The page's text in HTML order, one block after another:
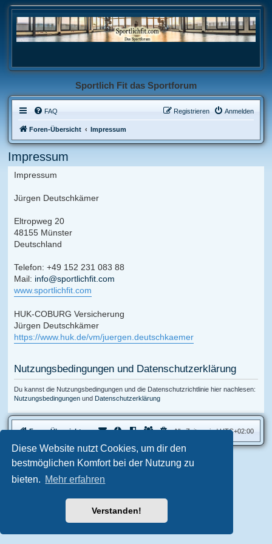
Diese Website nutzt Cookies, um dir den
bestmöglichen Komfort bei der Nutzung zu
bieten. Mehr erfahren
Verstanden!
Sportlich Fit das Sportforum
FAQ Anmelden
Registrieren
Foren-Übersicht Impressum
Impressum
Impressum
Jürgen Deutschkämer
Eltropweg 20
48155 Münster
Deutschland
Telefon: +49 152 231 083 88
Mail: info@sportlichfit.com
www.sportlichfit.com
HUK-COBURG Versicherung
Jürgen Deutschkämer
https://www.huk.de/vm/juergen.deutschkaemer
Nutzungsbedingungen und Datenschutzerklärung
Du kannst die Nutzungsbedingungen und die Datenschutzrichtlinie hier nachlesen:
Nutzungsbedingungen und Datenschutzerklärung
Foren-Übersicht Alle Zeiten sindUTC+02:00
Aerostyle developed for phpBB
Deutsche Übersetzung durch